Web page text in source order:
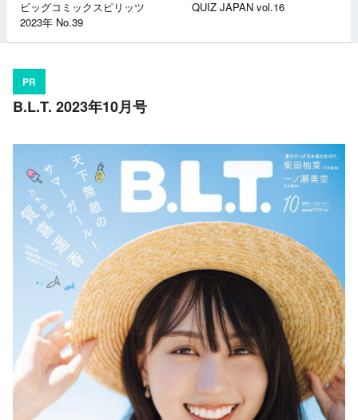
ビッグコミックスピリッツ
2023年 No.39
QUIZ JAPAN vol.16
PR
B.L.T. 2023年10月号